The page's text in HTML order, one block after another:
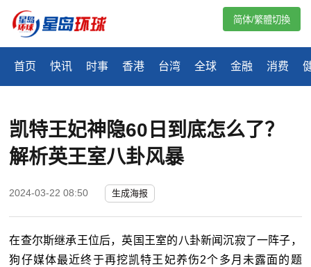
首页 快讯 时事 香港 台湾 全球 金融 消费
简体/繁體切換
凯特王妃神隐60日到底怎么了？
解析英王室八卦风暴
2024-03-22 08:50 生成海报
在查尔斯继承王位后，英国王室的八卦新闻沉寂了一阵子，
狗仔媒体最近终于再挖凯特王妃养伤2个多月未露面的题